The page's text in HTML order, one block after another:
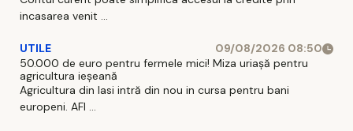
incasarea venit ...
UTILE
09/08/2026 08:50
50.000 de euro pentru fermele mici! Miza uriașă pentru
agricultura ieșeană
Agricultura din Iasi intră din nou in cursa pentru bani
europeni. AFI ...